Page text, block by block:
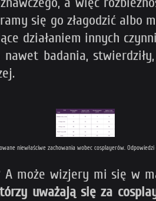
się go złagodzić albo
działaniem innych
badania,
niewłaściwe zachowania wobec cosplayerów. Odpowiedzi
może wizjery mi się w
uważają się za